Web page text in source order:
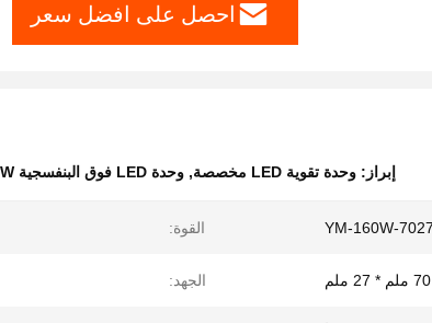
احصل على افضل سعر
إبراز: وحدة تقوية LED مخصصة , وحدة LED فوق البنفسجية 160W
القوة:
70 ملم * 27 ملم الجهد: